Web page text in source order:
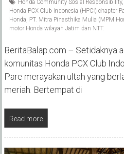
Honda Community Sosial Responsibility,
Honda PCX Club Indonesia (HPCI) chapter
Honda, PT. Mitra Pinasthika Mulia (MPM
motor Honda wilayah Jatim dan NTT.
BeritaBalap.com – Setidaknya
komunitas Honda PCX Club
Pare merayakan ultah yang
meriah. Bertempat di
Read more